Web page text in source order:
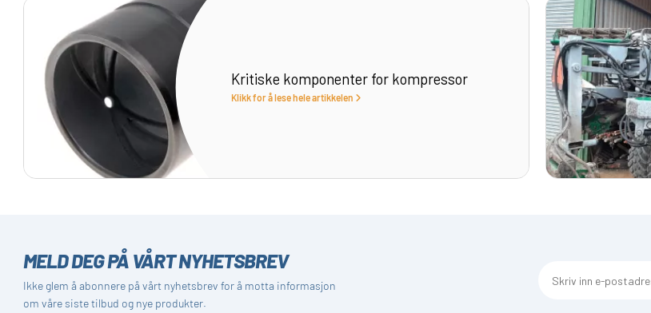
Kritiske komponenter for kompressor
Klikk for å lese hele artikkelen
MELD DEG PÅ VÅRT NYHETSBREV
Ikke glem å abonnere på vårt nyhetsbrev for å motta informasjon
om våre siste tilbud og nye produkter.